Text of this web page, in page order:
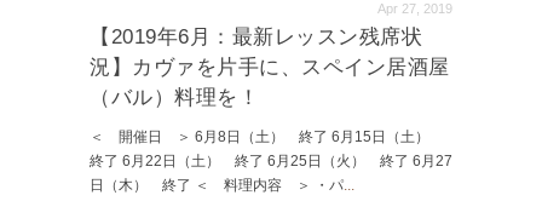
Apr 27, 2019
【2019年6月：最新レッスン残席状
況】カヴァを片手に、スペイン居酒屋
（バル）料理を！
＜ 開催日 ＞ 6月8日（土） 終了 6月15日（土）
終了 6月22日（土） 終了 6月25日（火） 終了 6月27
日（木） 終了 ＜ 料理内容 ＞ ・パ...